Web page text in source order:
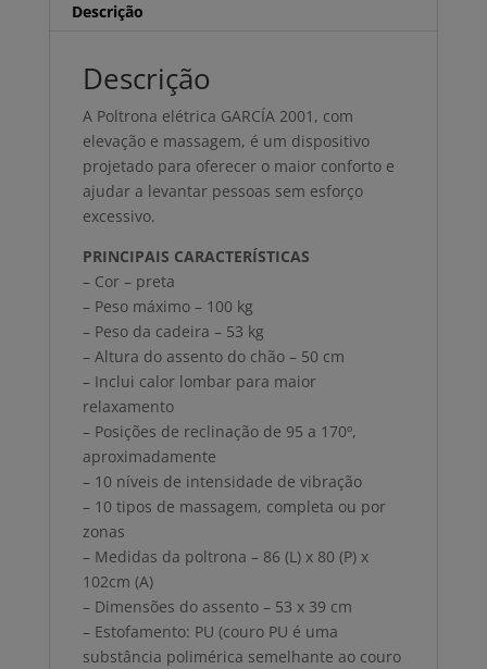
Descrição
Descrição
A Poltrona elétrica GARCÍA 2001, com
elevação e massagem, é um dispositivo
projetado para oferecer o maior conforto e
ajudar a levantar pessoas sem esforço
excessivo.
PRINCIPAIS CARACTERÍSTICAS
– Cor – preta
– Peso máximo – 100 kg
– Peso da cadeira – 53 kg
– Altura do assento do chão – 50 cm
– Inclui calor lombar para maior
relaxamento
– Posições de reclinação de 95 a 170º,
aproximadamente
– 10 níveis de intensidade de vibração
– 10 tipos de massagem, completa ou por
zonas
– Medidas da poltrona – 86 (L) x 80 (P) x
102cm (A)
– Dimensões do assento – 53 x 39 cm
– Estofamento: PU (couro PU é uma
substância polimérica semelhante ao couro